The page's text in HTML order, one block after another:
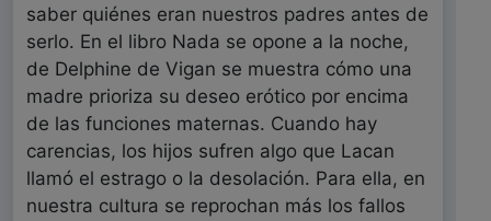
saber quiénes eran nuestros padres antes de
serlo. En el libro Nada se opone a la noche,
de Delphine de Vigan se muestra cómo una
madre prioriza su deseo erótico por encima
de las funciones maternas. Cuando hay
carencias, los hijos sufren algo que Lacan
llamó el estrago o la desolación. Para ella, en
nuestra cultura se reprochan más los fallos